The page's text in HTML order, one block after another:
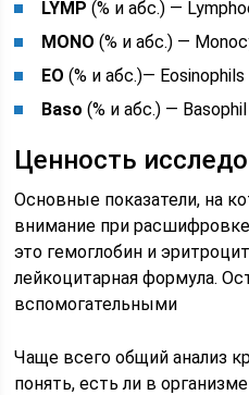
LYMP(% и абс.) —
MONO (% и абс.) —
EO (% и абс.)—
Baso (% и абс.) —
Ценность
Основные показатели, на
внимание при
это гемоглобин и
лейкоцитарная формула.
вспомогательными
Чаще всего общий анализ
понять, есть ли в